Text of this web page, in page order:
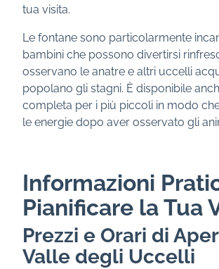
tua visita.
Le fontane sono particolarmente
bambini che possono divertirsi
osservano le anatre e altri uccelli
popolano gli stagni. È disponibile
completa per i più piccoli in modo
le energie dopo aver osservato gli
Informazioni
Pianificare la Tua
Prezzi e Orari di
Valle degli Uccelli